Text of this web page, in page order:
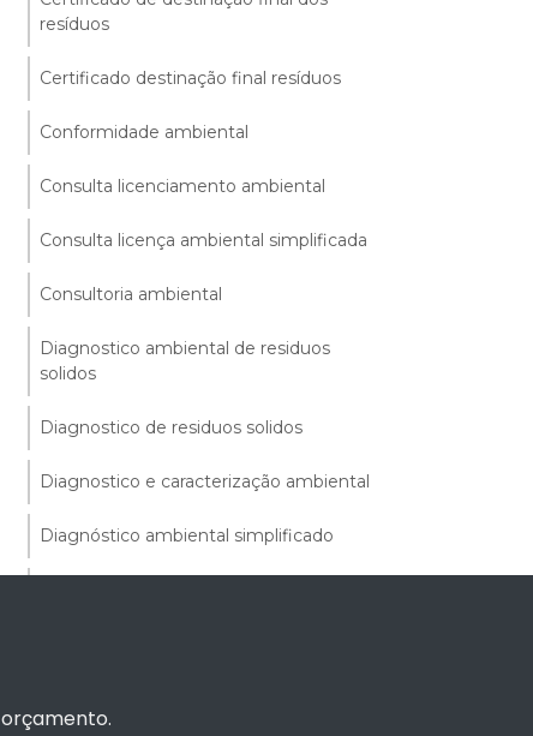
resíduos
Certificado destinação final resíduos
Conformidade ambiental
Consulta licenciamento ambiental
Consulta licença ambiental simplificada
Consultoria ambiental
Diagnostico ambiental de residuos
solidos
Diagnostico de residuos solidos
Diagnostico e caracterização ambiental
Diagnóstico ambiental simplificado
operação